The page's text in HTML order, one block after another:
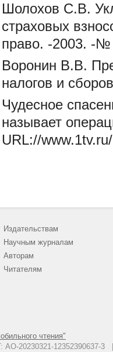
Шолохов С.В.
страховых
право. -2003. -
Воронин В.В.
налогов и
Чудесное
называет
URL://
чтения"
АО-20230321-
Издательствам
Научным журналам
Авторам
Читателям